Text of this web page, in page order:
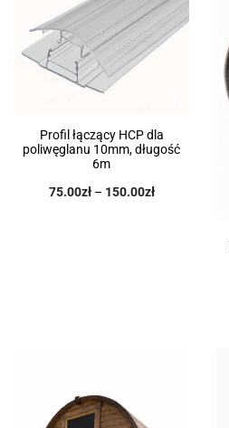
Profil łączący HCP dla
poliwęglanu 10mm, długość
6m
75.00zł – 150.00zł